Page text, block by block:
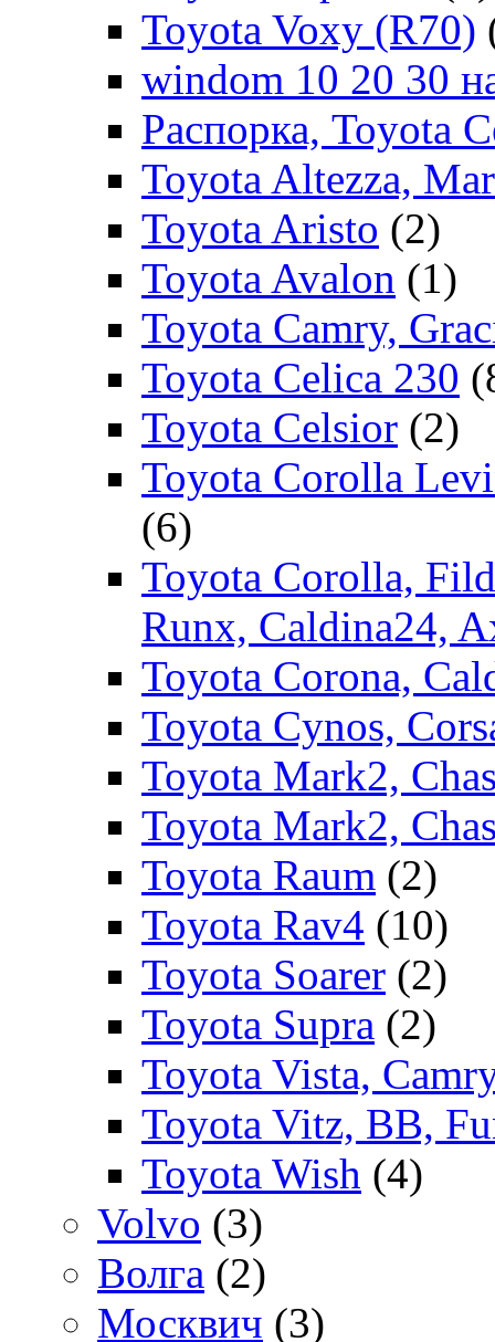
Toyota Voxy (R70)
windom 10 20 30
Распорка, Toyota
Toyota Altezza,
Toyota Aristo (2)
Toyota Avalon (1)
Toyota Camry,
Toyota Celica 230
Toyota Celsior (2)
Toyota Corolla
(6)
Toyota Corolla,
Runx, Caldina24,
Toyota Corona,
Toyota Cynos,
Toyota Mark2,
Toyota Mark2,
Toyota Raum (2)
Toyota Rav4 (10)
Toyota Soarer (2)
Toyota Supra (2)
Toyota Vista,
Toyota Vitz, BB,
Toyota Wish (4)
Volvo (3)
Волга (2)
Москвич (3)